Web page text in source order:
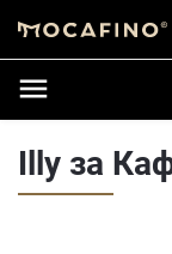
Illy за